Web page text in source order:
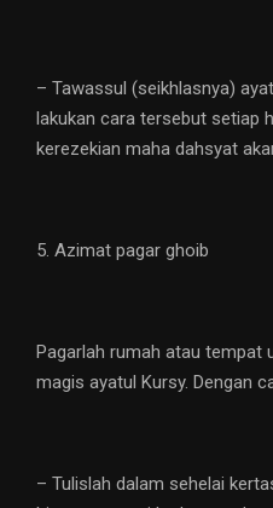
– Tawassul (seikhlasnya)
lakukan cara tersebut setiap
kerezekian maha dahsyat
5. Azimat pagar ghoib
Pagarlah rumah atau tempat
magis ayatul Kursy. Dengan
– Tulislah dalam sehelai